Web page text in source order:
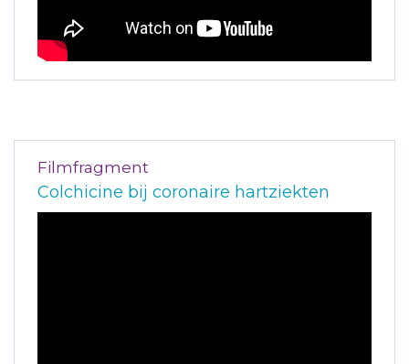
Filmfragment
Colchicine bij coronaire hartziekten